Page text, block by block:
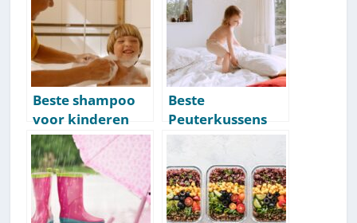
Beste shampoo
voor kinderen
[Top 10] [2026]
Beste
Peuterkussens
[Top 10] [2026]